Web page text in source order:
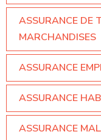
ASSURANCE DE
MARCHANDISES
ASSURANCE
ASSURANCE
ASSURANCE